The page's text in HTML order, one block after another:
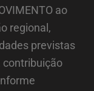
ao
regional,
previstas
contribuição